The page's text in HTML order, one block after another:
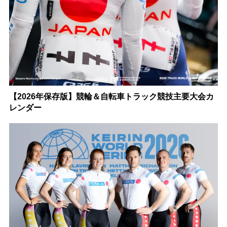
【2026年保存版】競輪＆自転車トラック競技主要大会カ
レンダー